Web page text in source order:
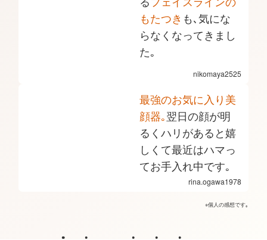
nikomaya2525
もたつき も､気にな
らなくなってきまし
た｡
rina.ogawa1978
最強のお気に入り美
顔器｡翌日の顔が明
るくハリがあると嬉
しくて最近はハマっ
てお手入れ中です｡
※個人の感想です｡